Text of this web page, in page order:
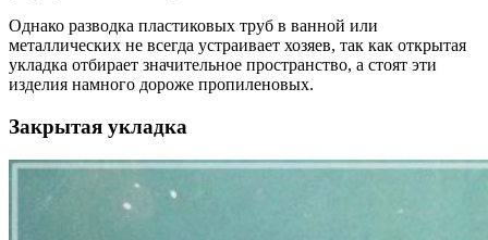
Однако разводка пластиковых труб в ванной или
металлических не всегда устраивает хозяев, так как открытая
укладка отбирает значительное пространство, а стоят эти
изделия намного дороже пропиленовых.
Закрытая укладка